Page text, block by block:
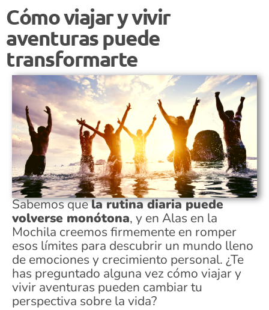
Cómo viajar y vivir
aventuras puede
transformarte
Sabemos quela rutina diaria puede
volverse monótona, y en Alas en la
Mochila creemos firmemente en romper
esos límites para descubrir un mundo lleno
de emociones y crecimiento personal. ¿Te
has preguntado alguna vez cómo viajar y
vivir aventuras pueden cambiar tu
perspectiva sobre la vida?